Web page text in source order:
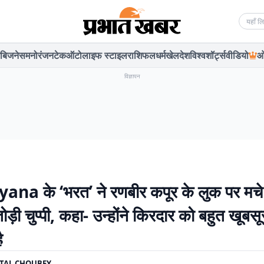
बिजनेसमनोरंजनटेकऑटोलाइफ स्टाइलराशिफलधर्मखेलदेशविश्वशॉर्ट्सवीडियो
विज्ञापन
के ‘भरत’ ने रणबीर कपूर के लुक पर मचे
चुप्पी, कहा- उन्होंने किरदार को बहुत